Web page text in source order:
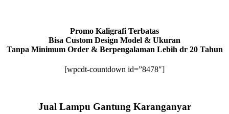
Promo Kaligrafi Terbatas
Bisa Custom Design Model & Ukuran
Tanpa Minimum Order & Berpengalaman Lebih dr 20 Tahun
[wpcdt-countdown id=”8478″]
Jual Lampu Gantung Karanganyar